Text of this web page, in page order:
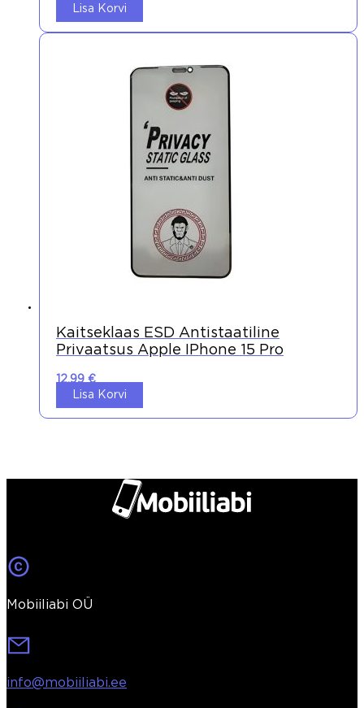
Lisa Korvi
Kaitseklaas ESD Antistaatiline
Privaatsus Apple IPhone 15 Pro
12,99 €
Lisa Korvi
Mobiiliabi OÜ
info@mobiiliabi.ee